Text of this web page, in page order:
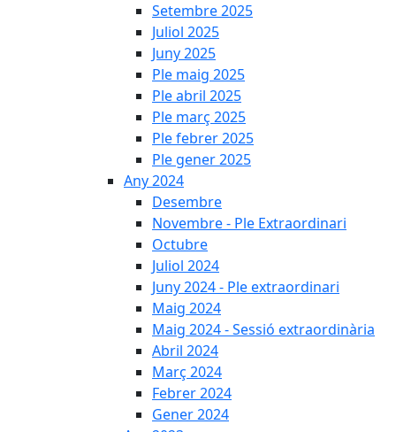
Setembre 2025
Juliol 2025
Juny 2025
Ple maig 2025
Ple abril 2025
Ple març 2025
Ple febrer 2025
Ple gener 2025
Any 2024
Desembre
Novembre - Ple Extraordinari
Octubre
Juliol 2024
Juny 2024 - Ple extraordinari
Maig 2024
Maig 2024 - Sessió extraordinària
Abril 2024
Març 2024
Febrer 2024
Gener 2024